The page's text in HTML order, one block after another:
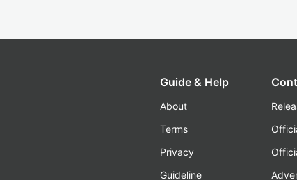
Guide & Help
About
Terms
Privacy
Guideline